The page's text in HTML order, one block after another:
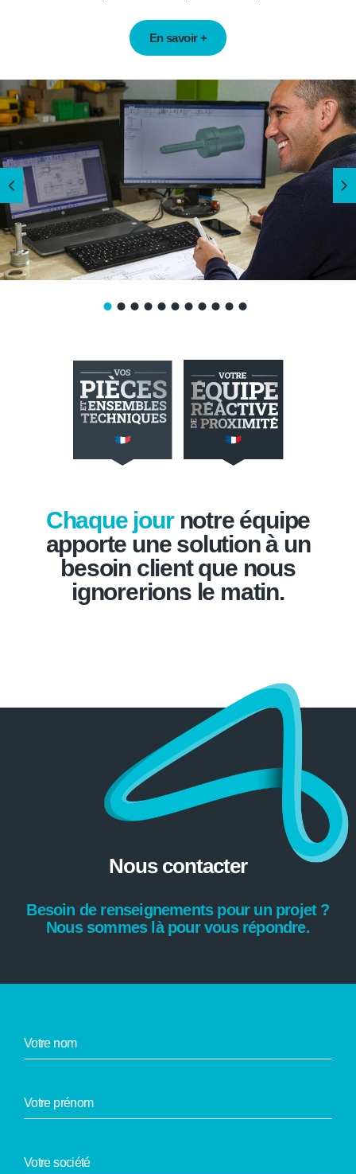
En savoir +
Chaque journotre équipe
apporte une solution à un
besoin client que nous
ignorerions le matin.
Nous contacter
Besoin de renseignements pour un projet ?
Nous sommes là pour vous répondre.